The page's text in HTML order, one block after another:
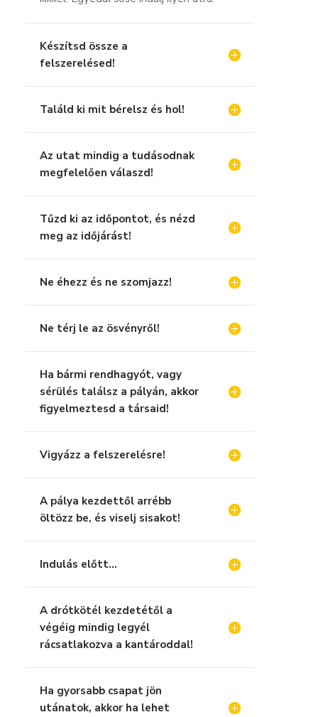
Készítsd össze a
felszerelésed!
Találd ki mit bérelsz és hol!
Az utat mindig a tudásodnak
megfelelően válaszd!
Tűzd ki az időpontot, és nézd
meg az időjárást!
Ne éhezz és ne szomjazz!
Ne térj le az ösvényről!
Ha bármi rendhagyót, vagy
sérülés találsz a pályán, akkor
figyelmeztesd a társaid!
Vigyázz a felszerelésre!
A pálya kezdettől arrébb
öltözz be, és viselj sisakot!
Indulás előtt...
A drótkötél kezdetétől a
végéig mindig legyél
rácsatlakozva a kantároddal!
Ha gyorsabb csapat jön
utánatok, akkor ha lehet